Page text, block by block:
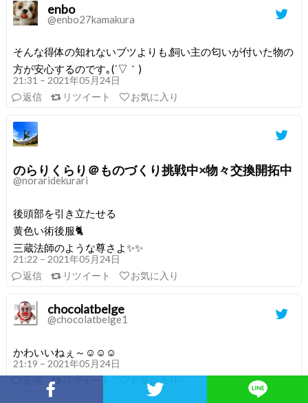
enbo
@enbo27kamakura
そんな得体の知れないブツよりも,飼い主の匂いが付いた物の
方が安心するのです｡(´▽｀)
21:31 – 2021年05月24日
返信
リツイート お気に入り
のらりくらり＠ものづくり挑戦中×物々交換開拓中
@noraridekurari
後頭部を引き立たせる
黄色い術後服🐈
三蔵法師のような尊さよ✨✨
21:22 – 2021年05月24日
返信
リツイート お気に入り
chocolatbelge
@chocolatbelge1
かわいいねぇ～☺☺☺
21:19 – 2021年05月24日
お気に入り
Facebookでシェア Twitterでシェア